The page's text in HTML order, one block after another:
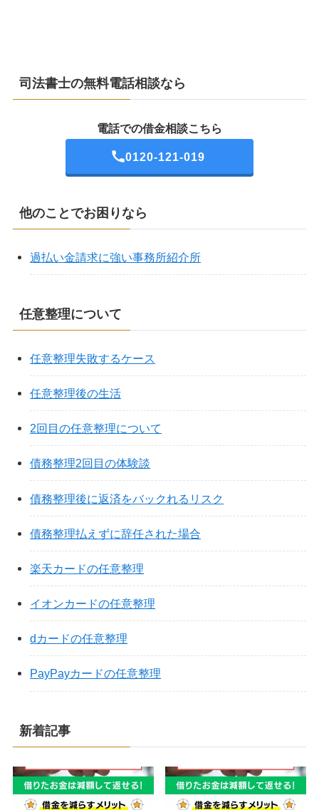
司法書士の無料電話相談なら
電話での借金相談こちら
0120-121-019
他のことでお困りなら
過払い金請求に強い事務所紹介所
任意整理について
任意整理失敗するケース
任意整理後の生活
2回目の任意整理について
債務整理2回目の体験談
債務整理後に返済をバックれるリスク
債務整理払えずに辞任された場合
楽天カードの任意整理
イオンカードの任意整理
dカードの任意整理
PayPayカードの任意整理
新着記事